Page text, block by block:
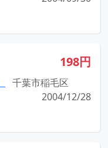
198円
千葉市稲毛区
2004/12/28